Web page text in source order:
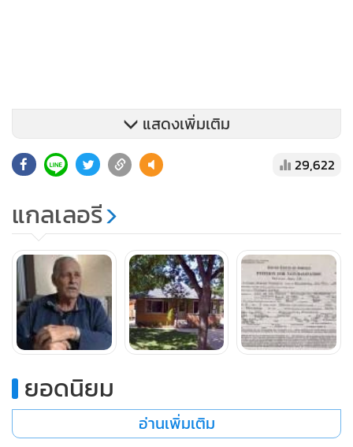
ผู้สื่อข่าวเน้นว่า ถึงแม้คาร์คอร์กจะมีอายุถึง 94 ปีแล้ว แต่เขายัง
เดินเหินคล่องโดยไม่ต้องใช้ไม้เท้า มาเปิดประตูเพื่อสนทนากับนัก
ข่าว
จากการค้นพบของสำนักข่าว คาร์คอร์กต้องโดนส่งตัวออกนอก
ประเทศเพราะเหตุที่เขาโกหกเกี่ยวกับสถานภาพทางการทหาร
“ในอเมริกากรณีนี้มันง่ายมาก ถ้าเขาเป็นผู้บัญชาการทหารของ
แสดงเพิ่มเติม
29,622
แกลเลอรี
ยอดนิยม
อ่านเพิ่มเติม